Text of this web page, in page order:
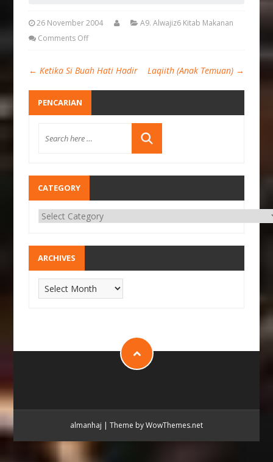
26 November 2004
A9. Alwajiz6 Kitab Makanan
Comments Off
← Ketika Si Buah Hati Hadir Laqiith (Anak Temuan) →
PENCARIAN
CATEGORY
ARCHIVES
almanhaj | Theme by WowThemes.net